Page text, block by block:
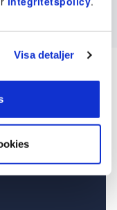
Visa detaljer
Kom